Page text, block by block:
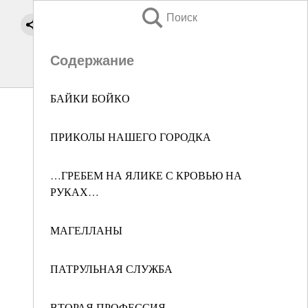
Поиск
Содержание
БАЙКИ БОЙКО
ПРИКОЛЫ НАШЕГО ГОРОДКА
…ГРЕБЕМ НА ЯЛИКЕ С КРОВЬЮ НА
РУКАХ…
МАГЕЛЛАНЫ
ПАТРУЛЬНАЯ СЛУЖБА